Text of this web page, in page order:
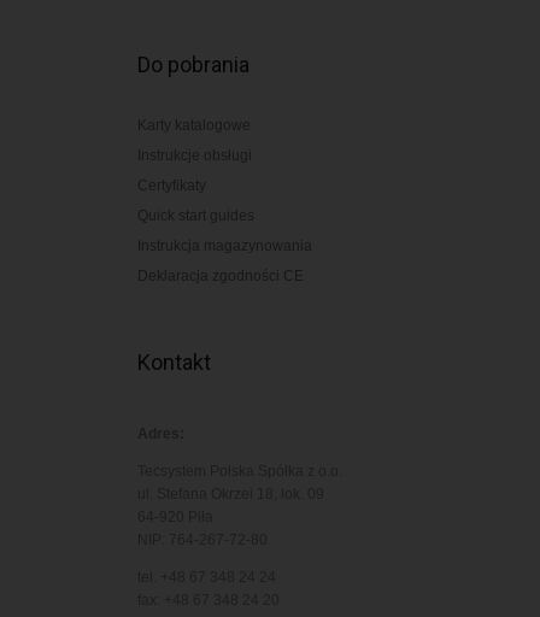
Do pobrania
Karty katalogowe
Instrukcje obsługi
Certyfikaty
Quick start guides
Instrukcja magazynowania
Deklaracja zgodności CE
Kontakt